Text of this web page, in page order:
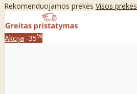
Rekomenduojamos prekės Visos prekės
Akcija -35%